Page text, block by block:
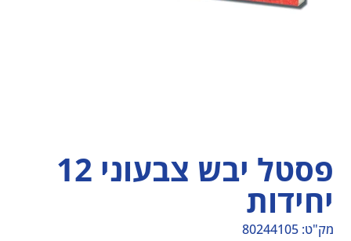
פסטל יבש צבעוני 12
יחידות
מק"ט:
מק"ט
80244105
80244105